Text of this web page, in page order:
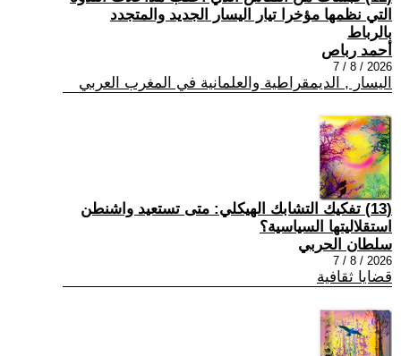
التي نظمها مؤخرا تيار اليسار الجديد والمتجدد
بالرباط
أحمد رباص
2026 / 8 / 7
اليسار , الديمقراطية والعلمانية في المغرب العربي
(13) تفكيك التشابك الهيكلي: متى تستعيد واشنطن
استقلاليتها السياسية؟
سلطان الحربي
2026 / 8 / 7
قضايا ثقافية